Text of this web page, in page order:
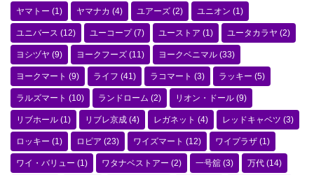
ヤマトー (1) ヤマナカ (4) ユアーズ (2) ユニオン (1)
ユニバース (12) ユーコープ(7) ユーストア (1) ユータカラヤ (2)
ヨシヅヤ (9) ヨークフーズ (11) ヨークベニマル (33)
ヨークマート (9) ライフ (41) ラコマート (3) ラッキー (5)
ラルズマート (10) ランドローム (2) リオン・ドール (9)
リブホール (1) リブレ京成 (4) レガネット (4) レッドキャベツ (3)
ロッキー (1) ロピア (23) ワイズマート (12) ワイプラザ (1)
ワイ・バリュー (1) ワタナベストアー (2) 一号舘 (3) 万代 (14)